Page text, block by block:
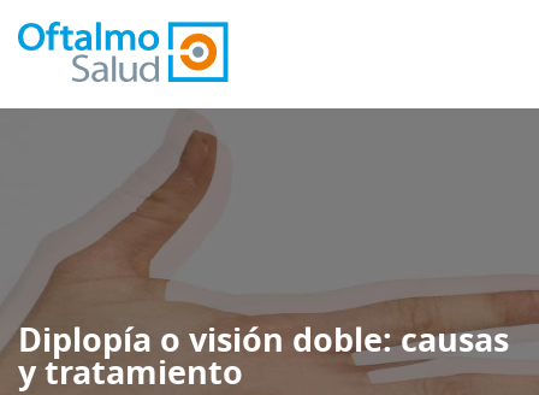
Diplopía o visión doble: causas
y tratamiento